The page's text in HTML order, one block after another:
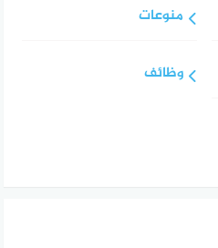
منوعات
وظائف